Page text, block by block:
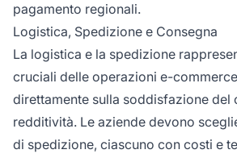
pagamento regionali.
Logistica, Spedizione e Consegna
La logistica e la spedizione
cruciali delle operazioni e-
direttamente sulla soddisfazione del
redditività. Le aziende devono
di spedizione, ciascuno con costi e